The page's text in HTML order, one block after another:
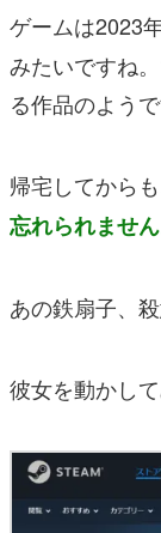
ゲームは2023
みたいですね
る作品のようで
帰宅してからも
忘れられません
あの鉄扇子、
彼女を動かし